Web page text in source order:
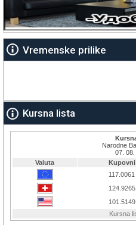
Vremenske prilike
Kursna lista